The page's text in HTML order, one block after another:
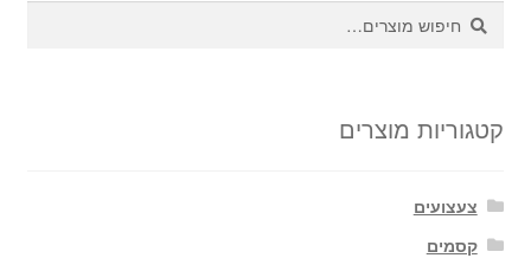
חיפוש
עבור:
חיפוש
קטגוריות מוצרים
צעצועים
קסמים